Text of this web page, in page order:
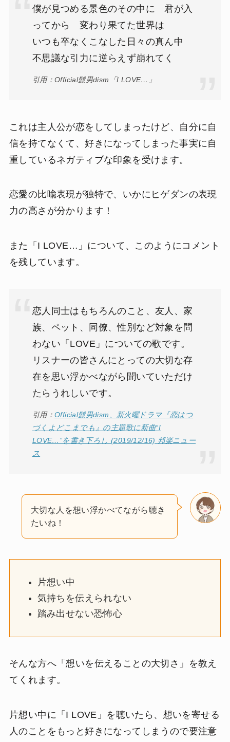
僕が見つめる景色のその中に 君が入
ってから 変わり果てた世界は
いつも卒なくこなした日々の真ん中
不思議な引力に逆らえず崩れてく
引用：Official髭男dism「I LOVE…」
これは主人公が恋をしてしまったけど、自分に自
信を持てなくて、好きになってしまった事実に自
重しているネガティブな印象を受けます。
恋愛の比喩表現が独特で、いかにヒゲダンの表現
力の高さが分かります！
また「I LOVE…」について、このようにコメント
を残しています。
恋人同士はもちろんのこと、友人、家
族、ペット、同僚、性別など対象を問
わない「LOVE」についての歌です。
リスナーの皆さんにとっての大切な存
在を思い浮かべながら聞いていただけ
たらうれしいです。
引用： Official髭男dism、新火曜ドラマ『恋はつ
づくよどこまでも』の主題歌に新曲“I
LOVE…”を書き下ろし (2019/12/16) 邦楽ニュー
ス
大切な人を想い浮かべてながら聴き
たいね！
片想い中
気持ちを伝えられない
踏み出せない恐怖心
そんな方へ「想いを伝えることの大切さ」を教え
てくれます。
片想い中に「I LOVE」を聴いたら、想いを寄せる
人のことをもっと好きになってしまうので要注意